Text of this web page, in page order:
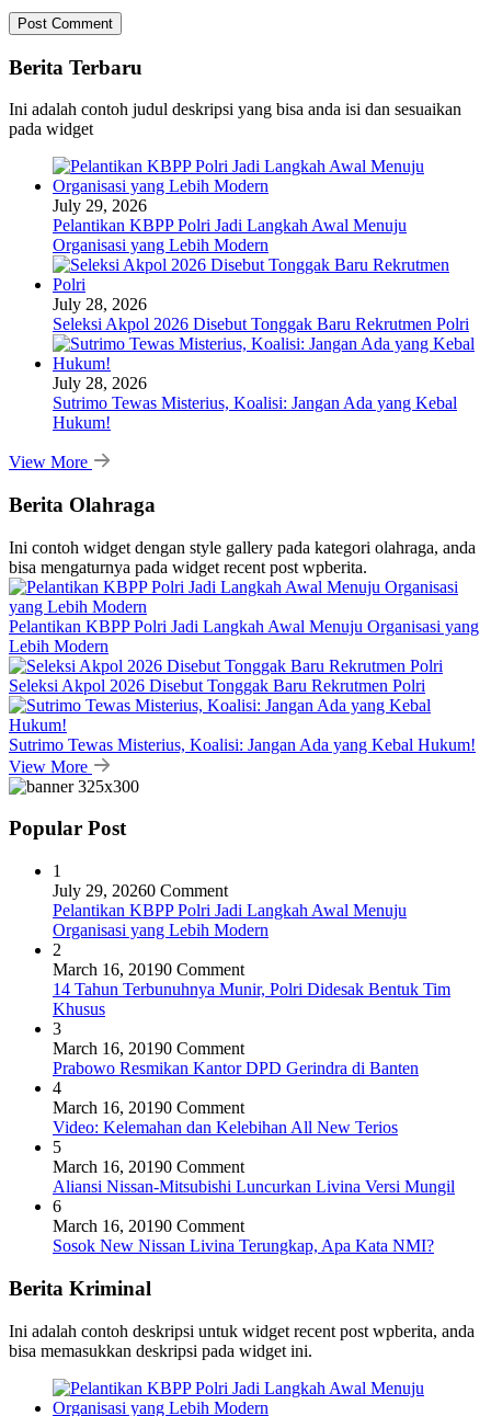
Berita Terbaru
Ini adalah contoh judul deskripsi yang bisa anda isi dan sesuaikan
pada widget
July 29, 2026
Pelantikan KBPP Polri Jadi Langkah Awal Menuju
Organisasi yang Lebih Modern
July 28, 2026
Seleksi Akpol 2026 Disebut Tonggak Baru Rekrutmen Polri
July 28, 2026
Sutrimo Tewas Misterius, Koalisi: Jangan Ada yang Kebal
Hukum!
View More
Berita Olahraga
Ini contoh widget dengan style gallery pada kategori olahraga, anda
bisa mengaturnya pada widget recent post wpberita.
Pelantikan KBPP Polri Jadi Langkah Awal Menuju Organisasi yang
Lebih Modern
Seleksi Akpol 2026 Disebut Tonggak Baru Rekrutmen Polri
Sutrimo Tewas Misterius, Koalisi: Jangan Ada yang Kebal Hukum!
View More
Popular Post
1
July 29, 20260 Comment
Pelantikan KBPP Polri Jadi Langkah Awal Menuju
Organisasi yang Lebih Modern
2
March 16, 20190 Comment
14 Tahun Terbunuhnya Munir, Polri Didesak Bentuk Tim
Khusus
3
March 16, 20190 Comment
Prabowo Resmikan Kantor DPD Gerindra di Banten
4
March 16, 20190 Comment
Video: Kelemahan dan Kelebihan All New Terios
5
March 16, 20190 Comment
Aliansi Nissan-Mitsubishi Luncurkan Livina Versi Mungil
6
March 16, 20190 Comment
Sosok New Nissan Livina Terungkap, Apa Kata NMI?
Berita Kriminal
Ini adalah contoh deskripsi untuk widget recent post wpberita, anda
bisa memasukkan deskripsi pada widget ini.